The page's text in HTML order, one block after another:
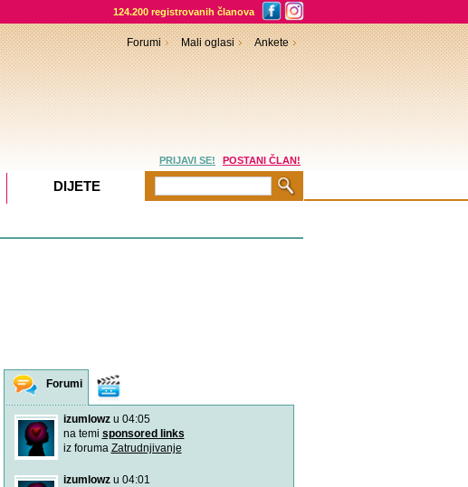
124.200 registrovanih članova
Forumi
izumlowzu 04:05
na temi sponsored links
iz foruma Zatrudnjivanje
izumlowzu 04:01
Forumi Mali oglasi Ankete
PRIJAVI SE! POSTANI ČLAN!
DIJETE